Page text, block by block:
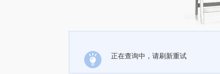
正在查询中，请刷新重试